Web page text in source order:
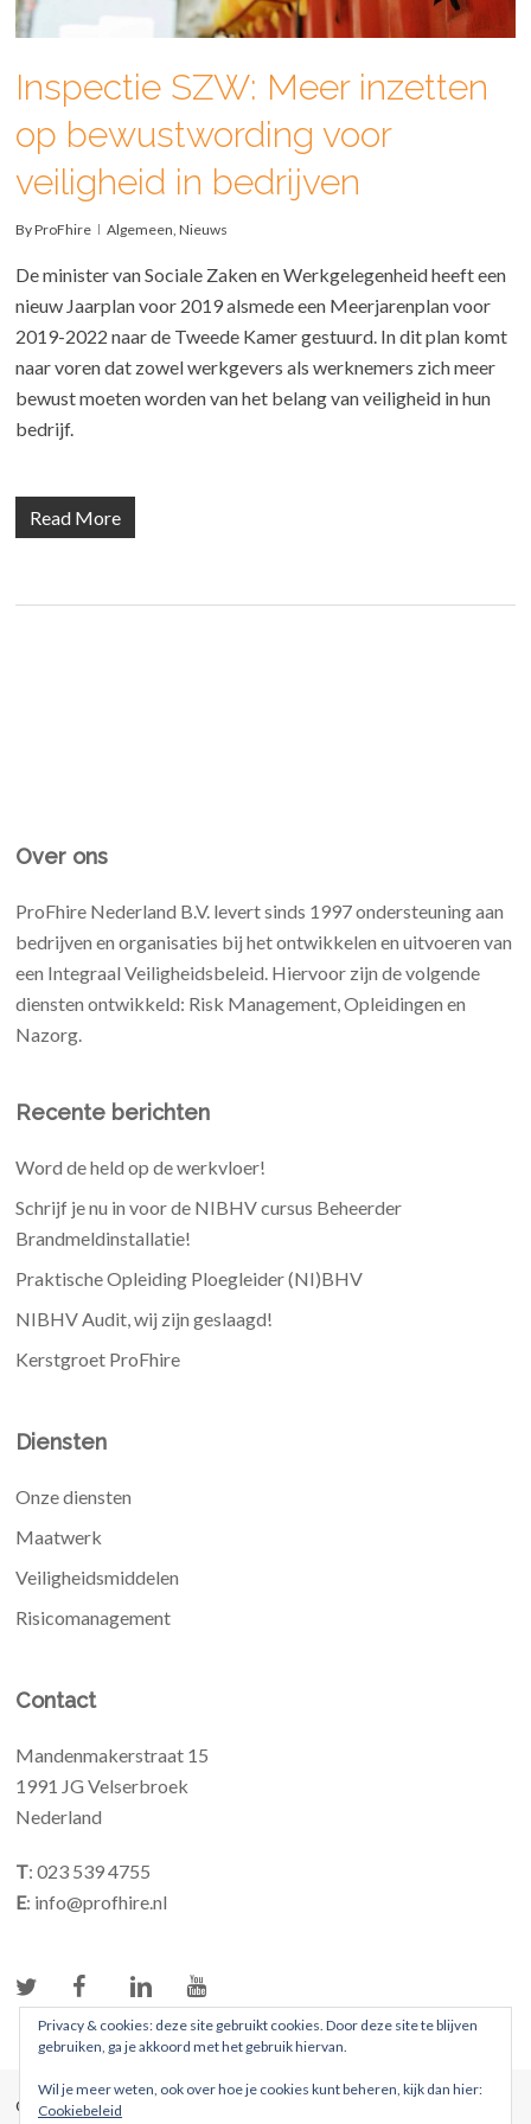
Inspectie SZW: Meer inzetten
op bewustwording voor
veiligheid in bedrijven
ByProFhire Algemeen ,Nieuws
De minister van Sociale Zaken en Werkgelegenheid heeft een
nieuw Jaarplan voor 2019 alsmede een Meerjarenplan voor
2019-2022 naar de Tweede Kamer gestuurd. In dit plan komt
naar voren dat zowel werkgevers als werknemers zich meer
bewust moeten worden van het belang van veiligheid in hun
bedrijf.
Read More
Over ons
ProFhire Nederland B.V. levert sinds 1997 ondersteuning aan
bedrijven en organisaties bij het ontwikkelen en uitvoeren van
een Integraal Veiligheidsbeleid. Hiervoor zijn de volgende
diensten ontwikkeld: Risk Management, Opleidingen en
Nazorg.
Recente berichten
Word de held op de werkvloer!
Schrijf je nu in voor de NIBHV cursus Beheerder
Brandmeldinstallatie!
Praktische Opleiding Ploegleider (NI)BHV
NIBHV Audit, wij zijn geslaagd!
Kerstgroet ProFhire
Diensten
Onze diensten
Maatwerk
Veiligheidsmiddelen
Risicomanagement
Contact
Mandenmakerstraat 15
1991 JG Velserbroek
Nederland
T: 023 539 4755
E: info@profhire.nl
© 2026 ProFhire. Alle rechten voorbehouden
Privacy & cookies: deze site gebruikt cookies. Door deze site te blijven
gebruiken, ga je akkoord met het gebruik hiervan.
Wil je meer weten, ook over hoe je cookies kunt beheren, kijk dan hier:
Cookiebeleid